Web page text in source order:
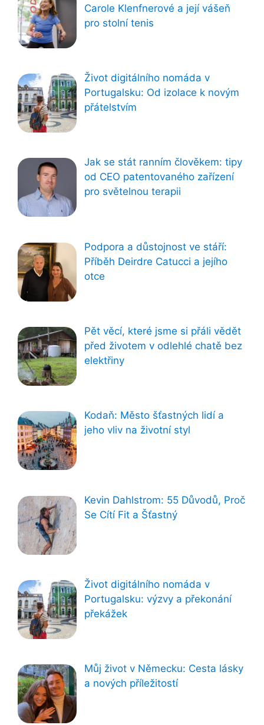
Carole Klenfnerové a její vášeň
pro stolní tenis
Život digitálního nomáda v
Portugalsku: Od izolace k novým
přátelstvím
Jak se stát ranním člověkem: tipy
od CEO patentovaného zařízení
pro světelnou terapii
Podpora a důstojnost ve stáří:
Příběh Deirdre Catucci a jejího
otce
Pět věcí, které jsme si přáli vědět
před životem v odlehlé chatě bez
elektřiny
Kodaň: Město šťastných lidí a
jeho vliv na životní styl
Kevin Dahlstrom: 55 Důvodů, Proč
Se Cítí Fit a Šťastný
Život digitálního nomáda v
Portugalsku: výzvy a překonání
překážek
Můj život v Německu: Cesta lásky
a nových příležitostí